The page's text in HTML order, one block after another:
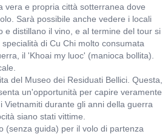
vera e propria città sotterranea dove
Sarà possibile anche vedere i locali
e distillano il vino, e al termine del tour si
di Cu Chi molto consumata
il 'Khoai my luoc' (manioca bollita).
del Museo dei Residuati Bellici. Questa,
un'opportunità per capire veramente
Vietnamiti durante gli anni della guerra
siano stati vittime.
(senza guida) per il volo di partenza